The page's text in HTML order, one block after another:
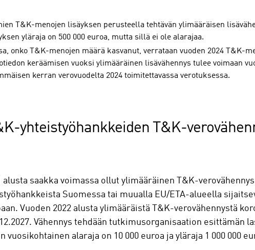
T&K-menojen lisäyksen perusteella tehtävän ylimääräisen
yläraja on 500 000 euroa, mutta sillä ei ole alarajaa.
onko T&K-menojen määrä kasvanut, verrataan vuoden 2024 T&K-
keräämisen vuoksi ylimääräinen lisävähennys tulee voimaan
kerran verovuodelta 2024 toimitettavassa verotuksessa.
yhteistyöhankkeiden T&K-
alusta saakka voimassa ollut ylimääräinen T&K-
Suomessa tai muualla EU/ETA-alueella
Vuoden 2022 alusta ylimääräistä T&K-verovähennystä
Vähennys tehdään tutkimusorganisaation esittämän
vuosikohtainen alaraja on 10 000 euroa ja yläraja 1 000 000